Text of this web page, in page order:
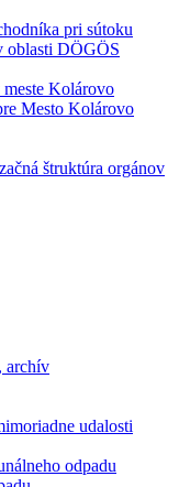
pri sútoku
oblasti DÖGÖS
meste Kolárovo
Mesto Kolárovo
štruktúra orgánov
archív
udalosti
odpadu